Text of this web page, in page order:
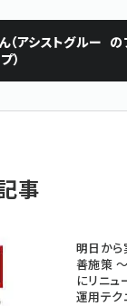
アシストグルー
プ）
の
事
明日か
善施策
にリニュ
運用テク